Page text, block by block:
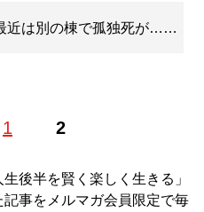
近は別の棟で孤独死が……
1 2
後半を賢く楽しく生きる」
記事をメルマガ会員限定で毎